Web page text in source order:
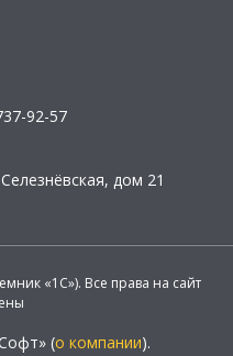
92-57
дом 21
«1С»). Все права на сайт
(о компании).